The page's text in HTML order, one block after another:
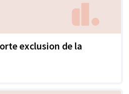
exclusion de la